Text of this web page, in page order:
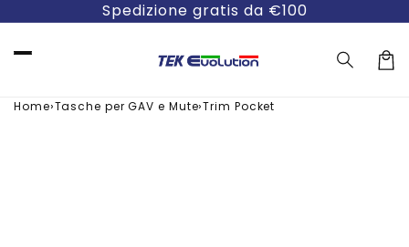
Spedizione gratis da €100
Home›Tasche per GAV e Mute›Trim Pocket